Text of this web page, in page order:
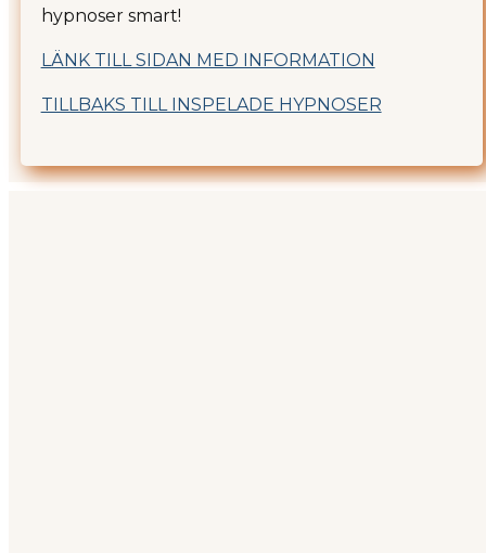
hypnoser smart!
LÄNK TILL SIDAN MED INFORMATION
TILLBAKS TILL INSPELADE HYPNOSER